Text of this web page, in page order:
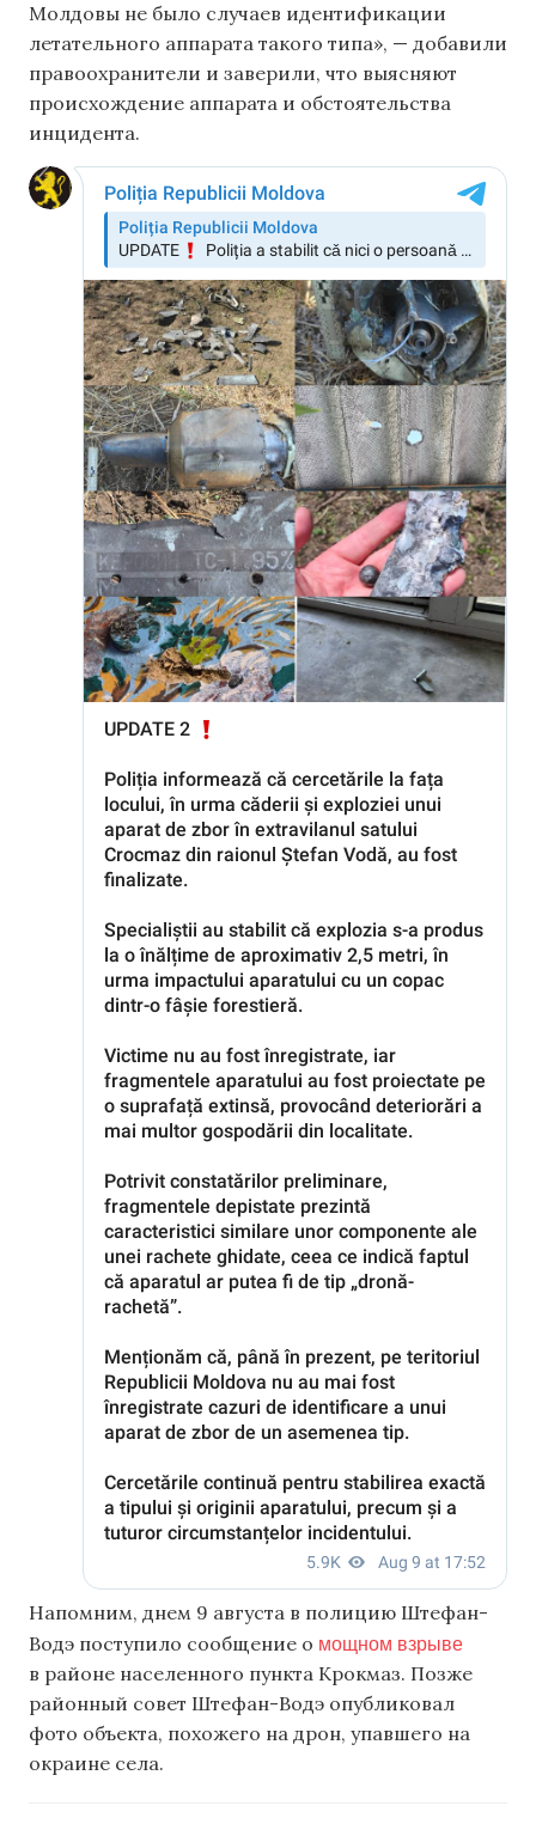
Молдовы не было случаев идентификации
летательного аппарата такого типа», — добавили
правоохранители и заверили, что выясняют
происхождение аппарата и обстоятельства
инцидента.
Напомним, днем 9 августа в полицию Штефан-
Водэ поступило сообщение о мощном взрыве
в районе населенного пункта Крокмаз. Позже
районный совет Штефан-Водэ опубликовал
фото объекта, похожего на дрон, упавшего на
окраине села.